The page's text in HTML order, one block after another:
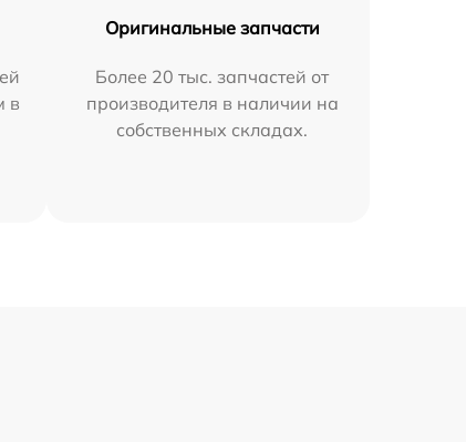
в
Оригинальные запчасти
Более 20 тыс. запчастей от
производителя в наличии на
собственных складах.